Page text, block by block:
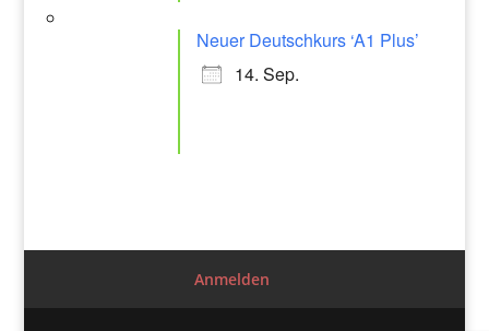
Neuer Deutschkurs ‘A1 Plus’
14. Sep.
Anmelden